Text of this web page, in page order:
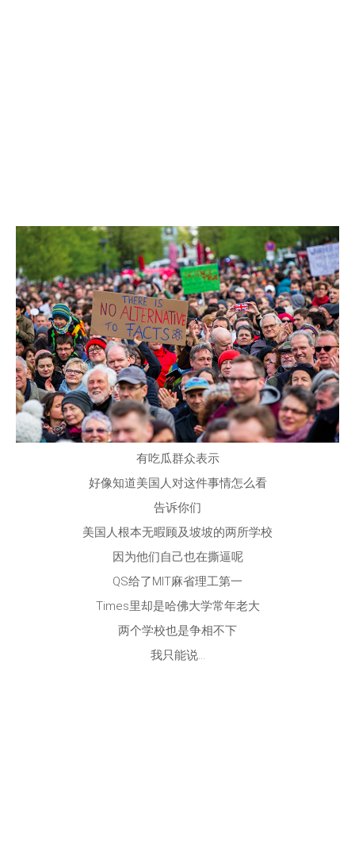
有吃瓜群众表示
好像知道美国人对这件事情怎么看
告诉你们
美国人根本无暇顾及坡坡的两所学校
因为他们自己也在撕逼呢
QS给了MIT麻省理工第一
Times里却是哈佛大学常年老大
两个学校也是争相不下
我只能说…